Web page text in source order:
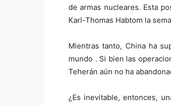
de armas nucleares. Esta
Karl-Thomas Habtom la
Mientras tanto, China ha
mundo . Si bien las
Teherán aún no ha
¿Es inevitable, entonces,